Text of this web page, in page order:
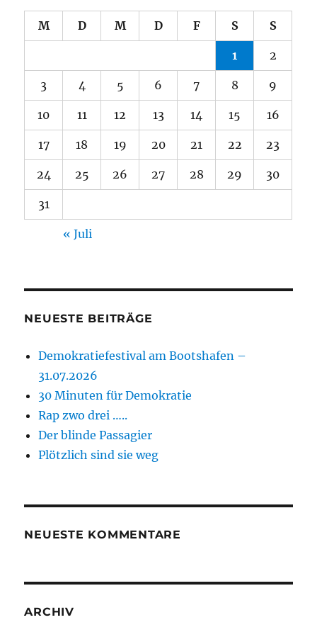
M D M D F S S
1 2
3 4 5 6 7 8 9
10 11 12 13 14 15 16
17 18 19 20 21 22 23
24 25 26 27 28 29 30
31
« Juli
NEUESTE BEITRÄGE
Demokratiefestival am Bootshafen –
31.07.2026
30 Minuten für Demokratie
Rap zwo drei …..
Der blinde Passagier
Plötzlich sind sie weg
NEUESTE KOMMENTARE
ARCHIV